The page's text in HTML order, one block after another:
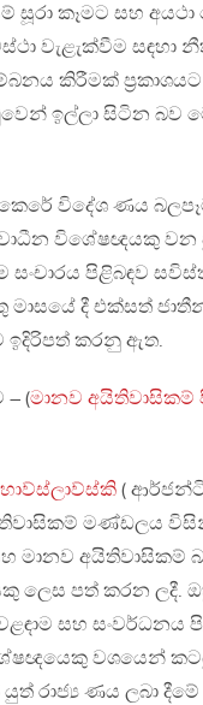
කෑමට සහ අයථා
වැළැක්වීම සඳහා
කිරීමක්
ඉල්ලා සිටින බව
විදේශ ණය
විශේෂඥයකු වන
පිළිබඳව
මාසයේ දී එක්සත්
ඉදිරිපත් කරනු ඇත.
– (මානව අයිතිවාසිකම්
(
මණ්ඩලය විසින්
මානව අයිතිවාසිකම්
ලෙස පත් කරන ලදී.
සහ සංවර්ධනය
වශයෙන්
රාජ්‍ය ණය ලබා දීමේ